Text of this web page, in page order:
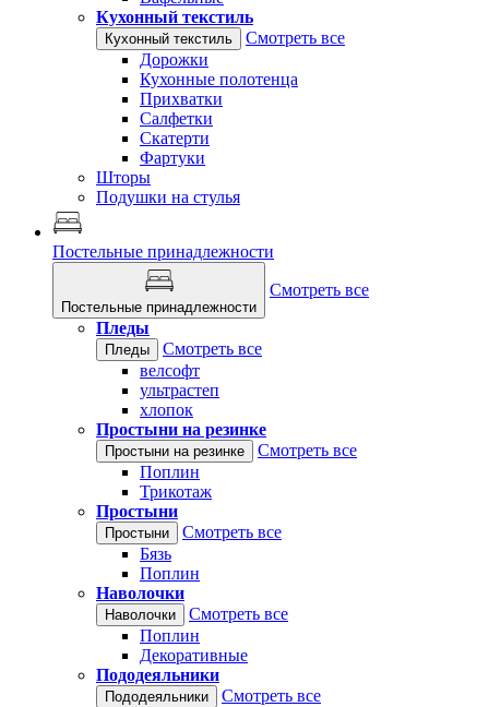
Кухонный текстиль
Кухонный текстиль
Смотреть все
Дорожки
Кухонные полотенца
Прихватки
Салфетки
Скатерти
Фартуки
Шторы
Подушки на стулья
Постельные принадлежности
Постельные принадлежности
Смотреть все
Пледы
Пледы
Смотреть все
велсофт
ультрастеп
хлопок
Простыни на резинке
Простыни на резинке
Смотреть все
Поплин
Трикотаж
Простыни
Простыни
Смотреть все
Бязь
Поплин
Наволочки
Наволочки
Смотреть все
Поплин
Декоративные
Пододеяльники
Пододеяльники
Смотреть все